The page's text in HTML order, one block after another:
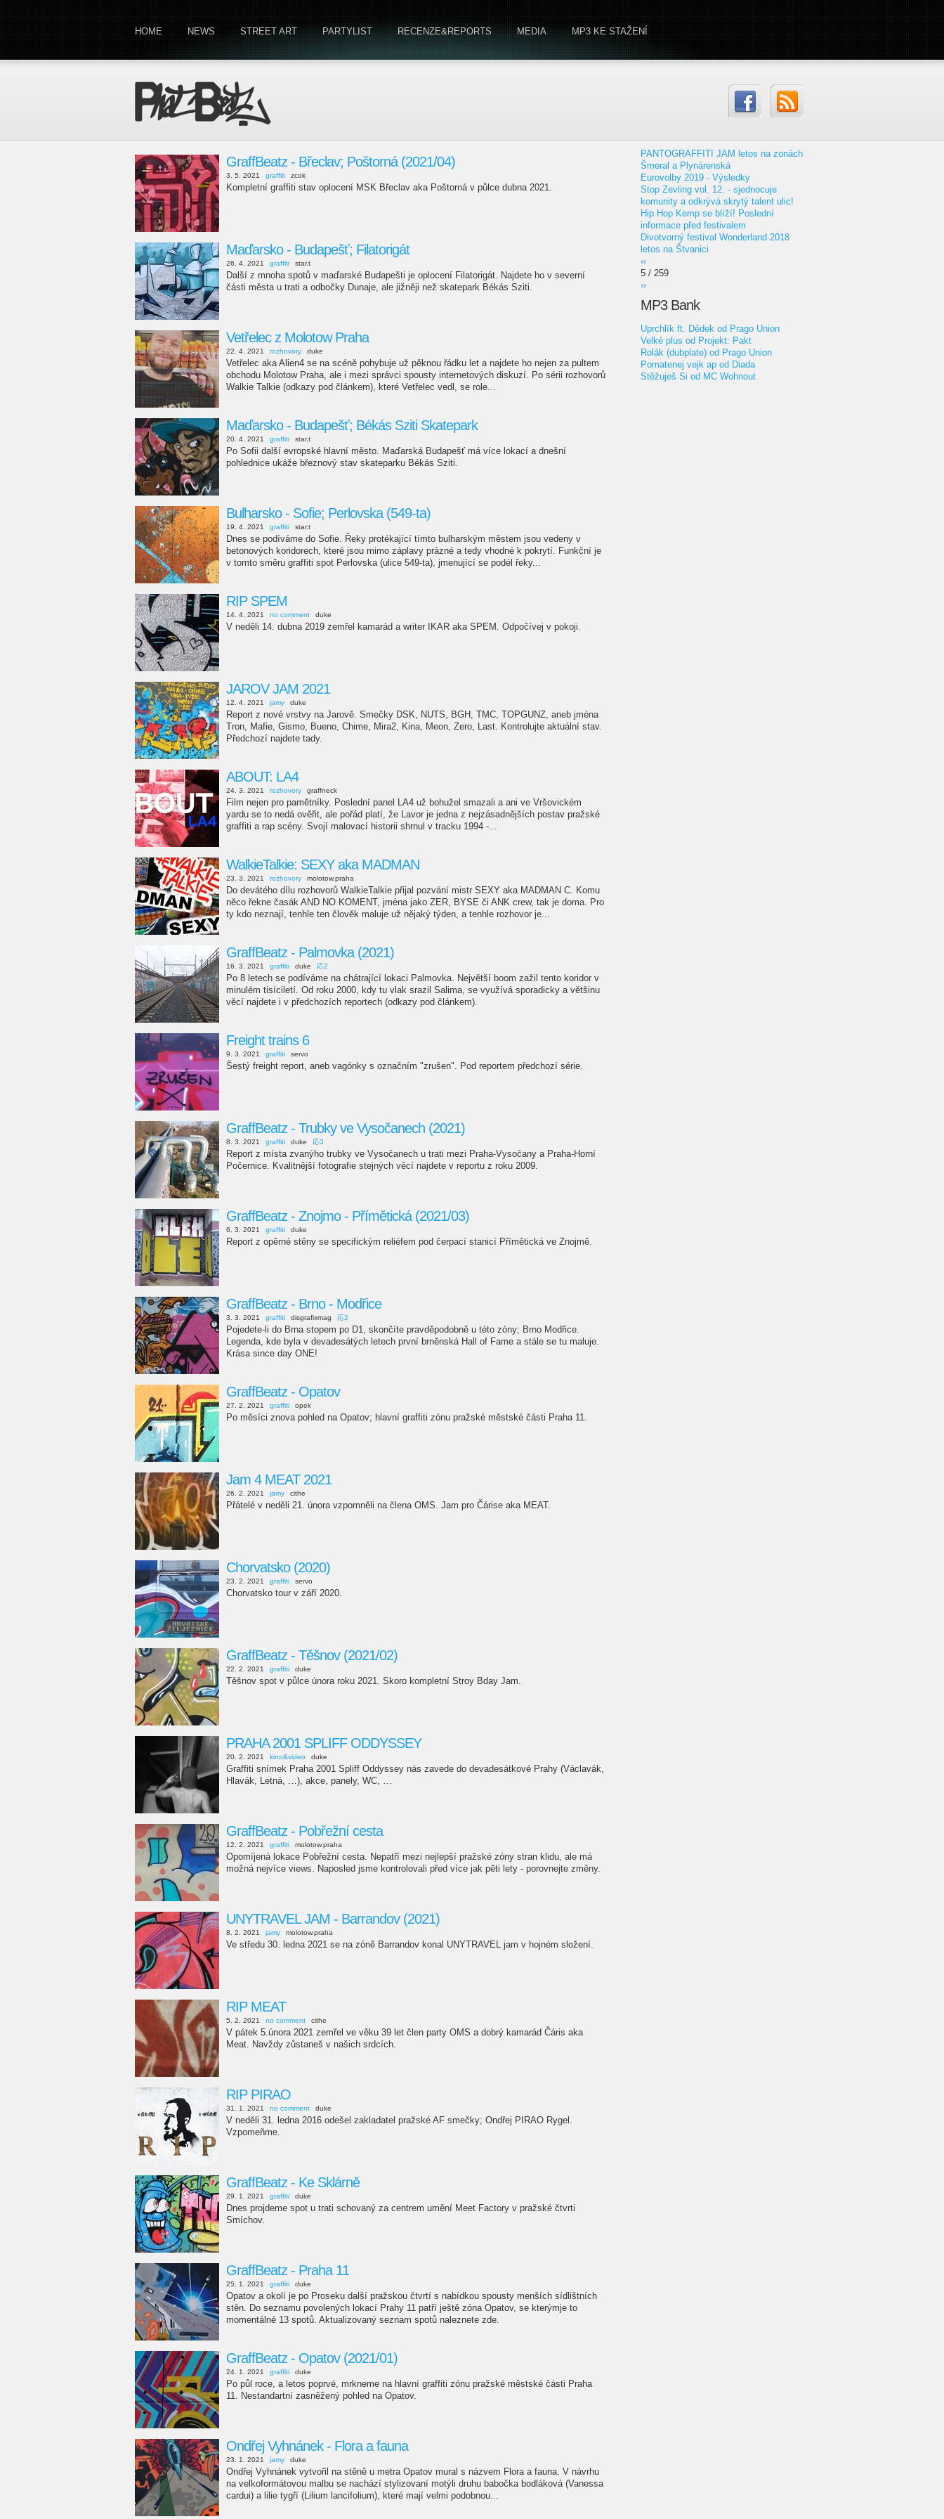
HOME NEWS STREET ART PARTYLIST RECENZE&REPORTS MEDIA MP3 KE STAŽENÍ
GraffBeatz - Břeclav; Poštorná (2021/04)
3. 5. 2021 graffiti zcok
Kompletní graffiti stav oplocení MSK Břeclav aka Poštorná v půlce dubna 2021.
Maďarsko - Budapešť; Filatorigát
26. 4. 2021 graffiti star.t
Další z mnoha spotů v maďarské Budapešti je oplocení Filatorigát. Najdete ho v severní
části města u trati a odbočky Dunaje, ale jižněji než skatepark Békás Sziti.
Vetřelec z Molotow Praha
22. 4. 2021 rozhovory duke
Vetřelec aka Alien4 se na scéně pohybuje už pěknou řádku let a najdete ho nejen za pultem
obchodu Molotow Praha, ale i mezi správci spousty internetových diskuzí. Po sérii rozhovorů
Walkie Talkie (odkazy pod článkem), které Vetřelec vedl, se role...
Maďarsko - Budapešť; Békás Sziti Skatepark
20. 4. 2021 graffiti star.t
Po Sofii další evropské hlavní město. Maďarská Budapešť má více lokací a dnešní
pohlednice ukáže březnový stav skateparku Békás Sziti.
Bulharsko - Sofie; Perlovska (549-ta)
19. 4. 2021 graffiti star.t
Dnes se podíváme do Sofie. Řeky protékající tímto bulharským městem jsou vedeny v
betonových koridorech, které jsou mimo záplavy prázné a tedy vhodné k pokrytí. Funkční je
v tomto směru graffiti spot Perlovska (ulice 549-ta), jmenující se podél řeky...
RIP SPEM
14. 4. 2021 no comment duke
V neděli 14. dubna 2019 zemřel kamarád a writer IKAR aka SPEM. Odpočívej v pokoji.
JAROV JAM 2021
12. 4. 2021 jamy duke
Report z nové vrstvy na Jarově. Smečky DSK, NUTS, BGH, TMC, TOPGUNZ, aneb jména
Tron, Mafie, Gismo, Bueno, Chime, Mira2, Kina, Meon, Zero, Last. Kontrolujte aktuální stav.
Předchozí najdete tady.
ABOUT: LA4
24. 3. 2021 rozhovory graffneck
Film nejen pro pamětníky. Poslední panel LA4 už bohužel smazali a ani ve Vršovickém
yardu se to nedá ověřit, ale pořád platí, že Lavor je jedna z nejzásadnějších postav pražské
graffiti a rap scény. Svojí malovací historii shrnul v tracku 1994 -...
WalkieTalkie: SEXY aka MADMAN
23. 3. 2021 rozhovory molotow.praha
Do devátého dílu rozhovorů WalkieTalkie přijal pozvání mistr SEXY aka MADMAN C. Komu
něco řekne časák AND NO KOMENT, jména jako ZER, BYSE či ANK crew, tak je doma. Pro
ty kdo neznají, tenhle ten člověk maluje už nějaký týden, a tenhle rozhovor je...
GraffBeatz - Palmovka (2021)
16. 3. 2021 graffiti duke 応2
Po 8 letech se podíváme na chátrající lokaci Palmovka. Největší boom zažil tento koridor v
minulém tisíciletí. Od roku 2000, kdy tu vlak srazil Salima, se využívá sporadicky a většinu
věcí najdete i v předchozích reportech (odkazy pod článkem).
Freight trains 6
9. 3. 2021 graffiti servo
Šestý freight report, aneb vagónky s označním "zrušen". Pod reportem předchozí série.
GraffBeatz - Trubky ve Vysočanech (2021)
8. 3. 2021 graffiti duke 応3
Report z místa zvanýho trubky ve Vysočanech u trati mezi Praha-Vysočany a Praha-Horní
Počernice. Kvalitnější fotografie stejných věcí najdete v reportu z roku 2009.
GraffBeatz - Znojmo - Přímětická (2021/03)
6. 3. 2021 graffiti duke
Report z opěrné stěny se specifickým reliéfem pod čerpací stanicí Přímětická ve Znojmě.
GraffBeatz - Brno - Modřice
3. 3. 2021 graffiti disgrafixmag 応2
Pojedete-li do Brna stopem po D1, skončíte pravděpodobně u této zóny; Brno Modřice.
Legenda, kde byla v devadesátých letech první brněnská Hall of Fame a stále se tu maluje.
Krása since day ONE!
GraffBeatz - Opatov
27. 2. 2021 graffiti opek
Po měsíci znova pohled na Opatov; hlavní graffiti zónu pražské městské části Praha 11.
Jam 4 MEAT 2021
26. 2. 2021 jamy cithe
Přátelé v neděli 21. února vzpomněli na člena OMS. Jam pro Čárise aka MEAT.
Chorvatsko (2020)
23. 2. 2021 graffiti servo
Chorvatsko tour v září 2020.
GraffBeatz - Těšnov (2021/02)
22. 2. 2021 graffiti duke
Těšnov spot v půlce února roku 2021. Skoro kompletní Stroy Bday Jam.
PRAHA 2001 SPLIFF ODDYSSEY
20. 2. 2021 kino&video duke
Graffiti snímek Praha 2001 Spliff Oddyssey nás zavede do devadesátkové Prahy (Václavák,
Hlavák, Letná, …), akce, panely, WC, …
GraffBeatz - Pobřežní cesta
12. 2. 2021 graffiti molotow.praha
Opomíjená lokace Pobřežní cesta. Nepatří mezi nejlepší pražské zóny stran klidu, ale má
možná nejvíce views. Naposled jsme kontrolovali před více jak pěti lety - porovnejte změny.
UNYTRAVEL JAM - Barrandov (2021)
8. 2. 2021 jamy molotow.praha
Ve středu 30. ledna 2021 se na zóně Barrandov konal UNYTRAVEL jam v hojném složení.
RIP MEAT
5. 2. 2021 no comment cithe
V pátek 5.února 2021 zemřel ve věku 39 let člen party OMS a dobrý kamarád Čáris aka
Meat. Navždy zůstaneš v našich srdcích.
RIP PIRAO
31. 1. 2021 no comment duke
V neděli 31. ledna 2016 odešel zakladatel pražské AF smečky; Ondřej PIRAO Rygel.
Vzpomeňme.
GraffBeatz - Ke Sklárně
29. 1. 2021 graffiti duke
Dnes projdeme spot u trati schovaný za centrem umění Meet Factory v pražské čtvrti
Smíchov.
GraffBeatz - Praha 11
25. 1. 2021 graffiti duke
Opatov a okolí je po Proseku další pražskou čtvrtí s nabídkou spousty menších sídlištních
stěn. Do seznamu povolených lokací Prahy 11 patří ještě zóna Opatov, se kterýmje to
momentálné 13 spotů. Aktualizovaný seznam spotů naleznete zde.
GraffBeatz - Opatov (2021/01)
24. 1. 2021 graffiti duke
Po půl roce, a letos poprvé, mrkneme na hlavní graffiti zónu pražské městské části Praha
11. Nestandartní zasněžený pohled na Opatov.
Ondřej Vyhnánek - Flora a fauna
23. 1. 2021 jamy duke
Ondřej Vyhnánek vytvořil na stěně u metra Opatov mural s názvem Flora a fauna. V návrhu
na velkoformátovou malbu se nachází stylizovaní motýli druhu babočka bodláková (Vanessa
cardui) a lilie tygří (Lilium lancifolium), které mají velmi podobnou...
PANTOGRAFFITI JAM letos na zonách
Šmeral a Plynárenská
Eurovolby 2019 - Výsledky
Stop Zevling vol. 12. - sjednocuje
komunity a odkrývá skrytý talent ulic!
Hip Hop Kemp se blíží! Poslední
informace před festivalem
Divotvorný festival Wonderland 2018
letos na Štvanici
‹‹
5 / 259
››
MP3 Bank
Uprchlík ft. Dědek od Prago Union
Velké plus od Projekt: Pakt
Rolák (dubplate) od Prago Union
Pomatenej vejk ap od Diada
Stěžuješ Si od MC Wohnout